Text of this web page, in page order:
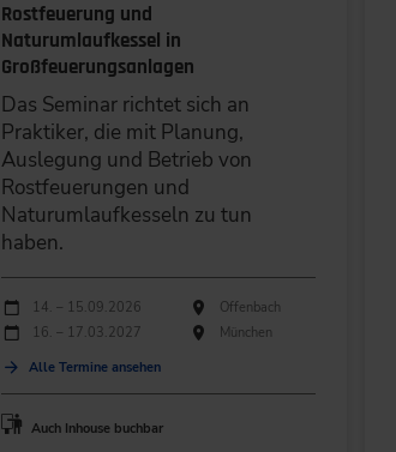
Rostfeuerung und
Naturumlaufkessel in
Großfeuerungsanlagen
Das Seminar richtet sich an
Praktiker, die mit Planung,
Auslegung und Betrieb von
Rostfeuerungen und
Naturumlaufkesseln zu tun
haben.
Durchführungen
Veranstaltungsdatum Veranstaltungsort
14. – 15.09.2026
Offenbach
16. – 17.03.2027
München
Alle Termine ansehen
Auch Inhouse buchbar